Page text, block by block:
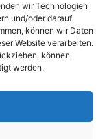
wir Technologien
und/oder darauf
können wir Daten
Website verarbeiten.
können
werden.